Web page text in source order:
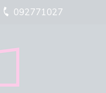
092771027